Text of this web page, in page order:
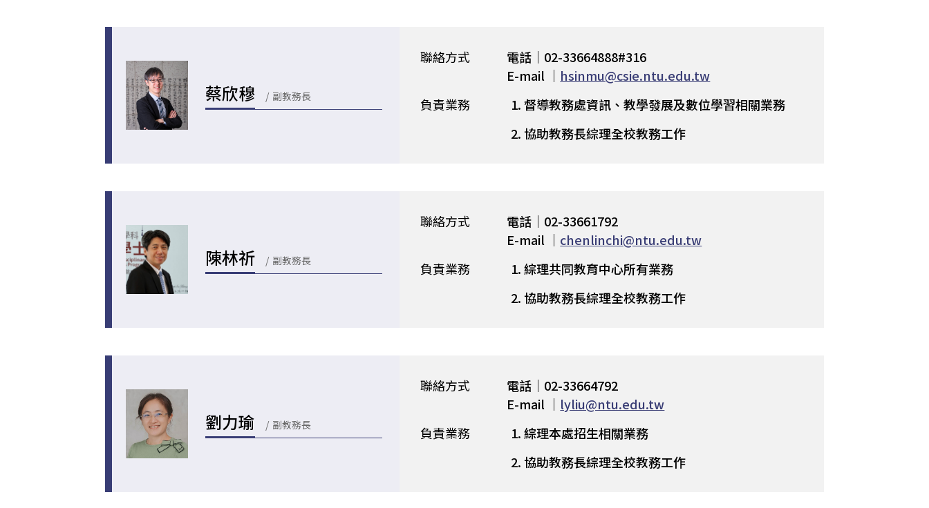
蔡欣穆 副教務長
聯絡方式
電話｜02-33664888#316
E-mail ｜ hsinmu@csie.ntu.edu.tw
負責業務
督導教務處資訊、教學發展及數位學習相關業務
協助教務長綜理全校教務工作
陳林祈 副教務長
聯絡方式
電話｜02-33661792
E-mail ｜ chenlinchi@ntu.edu.tw
負責業務
綜理共同教育中心所有業務
協助教務長綜理全校教務工作
劉力瑜 副教務長
聯絡方式
電話｜02-33664792
E-mail ｜ lyliu@ntu.edu.tw
負責業務
綜理本處招生相關業務
協助教務長綜理全校教務工作